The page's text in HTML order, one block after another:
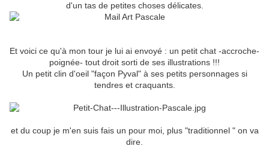
d'un tas de petites choses délicates.
Et voici ce qu'à mon tour je lui ai envoyé : un petit chat -accroche-
poignée- tout droit sorti de ses illustrations !!!
Un petit clin d'oeil "façon Pyval" à ses petits personnages si
tendres et craquants.
et du coup je m'en suis fais un pour moi, plus "traditionnel " on va
dire.